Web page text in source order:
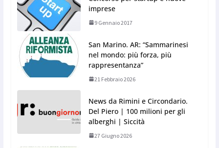
imprese
9 Gennaio 2017
San Marino. AR: “Sammarinesi
nel mondo: più forza, più
rappresentanza”
21 Febbraio 2026
News da Rimini e Circondario.
Del Piero | 100 milioni per gli
alberghi | Siccità
27 Giugno 2026